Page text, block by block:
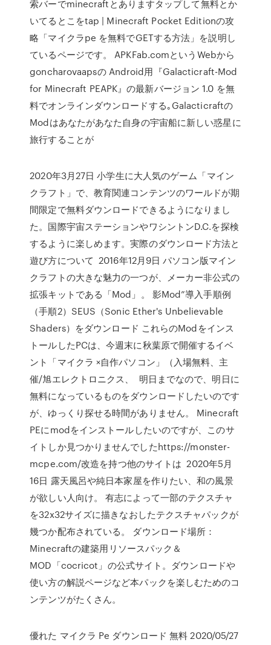
索バーでminecraftとありますタップして無料とか
いてるとこをtap | Minecraft Pocket Editionの攻
略「マイクラpe を無料でGETする方法」を説明し
ているページです。 APKFab.comというWebから
goncharovaapsの Android用『Galacticraft-Mod
for Minecraft PEAPK』の最新バージョン 1.0 を無
料でオンラインダウンロードする｡Galacticraftの
Modはあなたがあなた自身の宇宙船に新しい惑星に
旅行することが
2020年3月27日 小学生に大人気のゲーム「マイン
クラフト」で、教育関連コンテンツのワールドが期
間限定で無料ダウンロードできるようになりまし
た。国際宇宙ステーションやワシントンD.C.を探検
するように楽しめます。実際のダウンロード方法と
遊び方について 2016年12月9日 パソコン版マイン
クラフトの大きな魅力の一つが、メーカー非公式の
拡張キットである「Mod」。 影Mod”導入手順例
（手順2）SEUS（Sonic Ether's Unbelievable
Shaders）をダウンロード これらのModをインス
トールしたPCは、今週末に秋葉原で開催するイベ
ント「マイクラ ×自作パソコン」（入場無料、主
催/旭エレクトロニクス、 明日までなので、明日に
無料になっているものをダウンロードしたいのです
が、ゆっくり探せる時間がありません。 Minecraft
PEにmodをインストールしたいのですが、このサ
イトしか見つかりませんでしたhttps://monster-
mcpe.com/改造を持つ他のサイトは 2020年5月
16日 露天風呂や純日本家屋を作りたい、和の風景
が欲しい人向け。 有志によって一部のテクスチャ
を32x32サイズに描きなおしたテクスチャパックが
幾つか配布されている。 ダウンロード場所：
Minecraftの建築用リソースパック＆
MOD「cocricot」の公式サイト。ダウンロードや
使い方の解説ページなど本パックを楽しむためのコ
ンテンツがたくさん。
優れた マイクラ Pe ダウンロード 無料 2020/05/27